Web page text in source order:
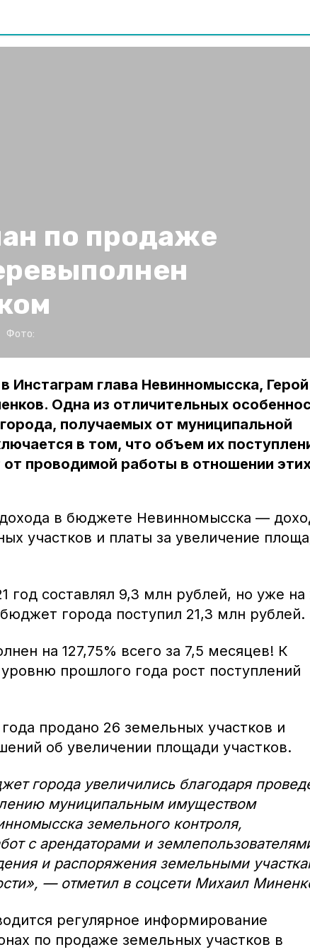
по продаже
Фото:
Инстаграм глава Невинномысска, Герой
Одна из отличительных
получаемых от муниципальной
в том, что объем их
от проводимой работы в отношении
в бюджете Невинномысска —
участков и платы за увеличение
год составлял 9,3 млн рублей, но уже на
бюджет города поступил 21,3 млн рублей.
на 127,75% всего за 7,5 месяцев! К
прошлого года рост поступлений
продано 26 земельных участков и
об увеличении площади участков.
города увеличились благодаря
муниципальным имуществом
земельного контроля,
с арендаторами и
и распоряжения земельными
— отметил в соцсети Михаил
регулярное информирование
по продаже земельных участков в